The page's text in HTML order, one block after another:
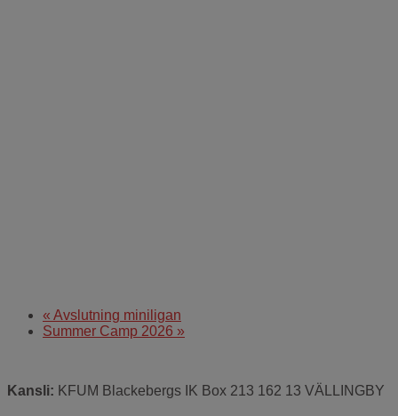
« Avslutning miniligan
Summer Camp 2026 »
Kansli: KFUM Blackebergs IK Box 213 162 13 VÄLLINGBY